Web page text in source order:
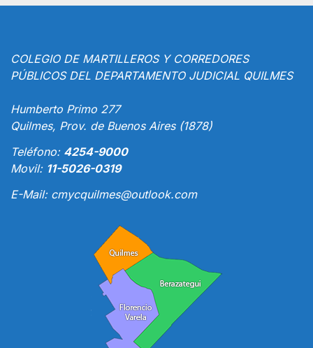
COLEGIO DE MARTILLEROS Y CORREDORES
PÚBLICOS DEL DEPARTAMENTO JUDICIAL QUILMES
Humberto Primo 277
Quilmes, Prov. de Buenos Aires (1878)
Teléfono: 4254-9000
Movil: 11-5026-0319
E-Mail: cmycquilmes@outlook.com